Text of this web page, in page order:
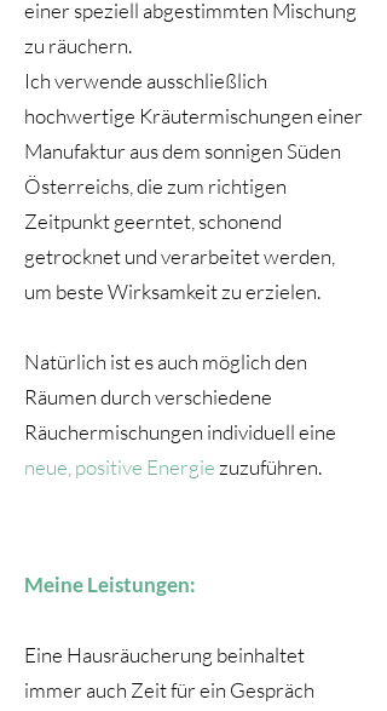
einer speziell abgestimmten Mischung
zu räuchern.
Ich verwende ausschließlich
hochwertige Kräutermischungen einer
Manufaktur aus dem sonnigen Süden
Österreichs, die zum richtigen
Zeitpunkt geerntet, schonend
getrocknet und verarbeitet werden,
um beste Wirksamkeit zu erzielen.
Natürlich ist es auch möglich den
Räumen durch verschiedene
Räuchermischungen individuell eine
neue, positive Energiezuzuführen.
Meine Leistungen:
Eine Hausräucherung beinhaltet
immer auch Zeit für ein Gespräch